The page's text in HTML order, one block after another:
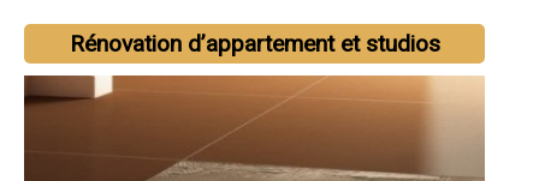
Rénovation d’appartement et studios